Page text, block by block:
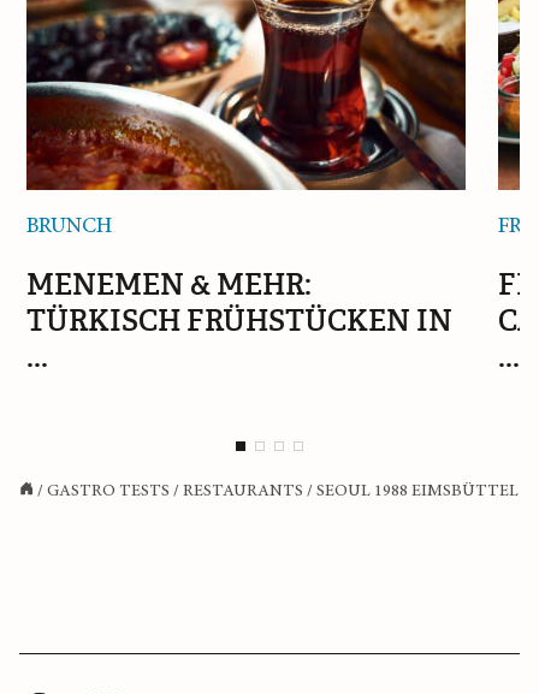
BRUNCH
MENEMEN & MEHR:
TÜRKISCH FRÜHSTÜCKEN IN
...
...
/ GASTRO TESTS / RESTAURANTS / SEOUL 1988 EIMSBÜTTEL